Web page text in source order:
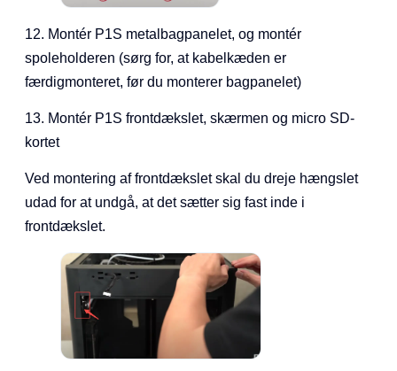
12. Montér P1S metalbagpanelet, og montér
spoleholderen (sørg for, at kabelkæden er
færdigmonteret, før du monterer bagpanelet)
13. Montér P1S frontdækslet, skærmen og micro SD-
kortet
Ved montering af frontdækslet skal du dreje hængslet
udad for at undgå, at det sætter sig fast inde i
frontdækslet.